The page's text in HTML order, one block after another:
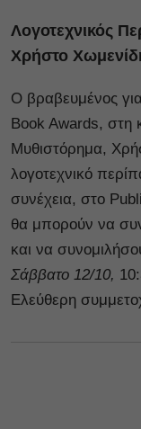
Λογοτεχνικός
Χρήστο
Ο βραβευμένος
Book Awards, στη
Μυθιστόρημα,
λογοτεχνικό
συνέχεια, στο
θα μπορούν να
και να
Σάββατο 12/10,
Ελεύθερη